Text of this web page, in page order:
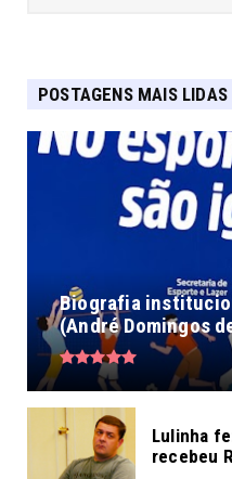
POSTAGENS MAIS
Biografia
(André Domingos
Lulinha
recebeu